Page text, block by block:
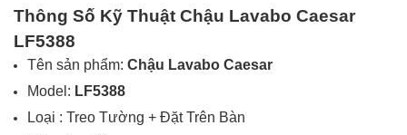
Thông Số Kỹ Thuật Chậu Lavabo Caesar
LF5388
Tên sản phẩm: Chậu Lavabo Caesar
Model: LF5388
Loại : Treo Tường + Đặt Trên Bàn